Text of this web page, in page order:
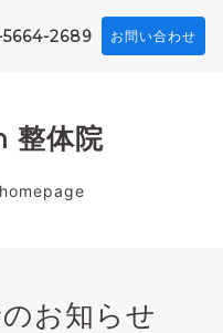
2689 お問い合わせ
整体院
お知らせ